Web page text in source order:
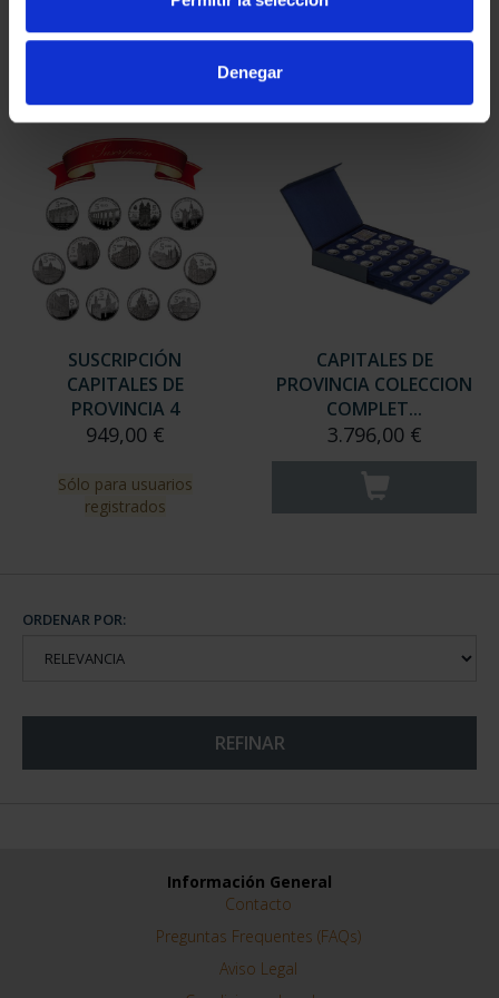
Denegar
SUSCRIPCIÓN
CAPITALES DE
PROVINCIA 4
949,00 €
Sólo para usuarios
registrados
CAPITALES DE
PROVINCIA COLECCION
COMPLET...
3.796,00 €
ORDENAR POR:
REFINAR
Información General
Contacto
Preguntas Frequentes (FAQs)
Aviso Legal